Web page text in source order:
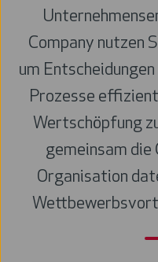
Company nutzen
um
Prozesse
Wertschöpfung
gemeinsam die
Organisation